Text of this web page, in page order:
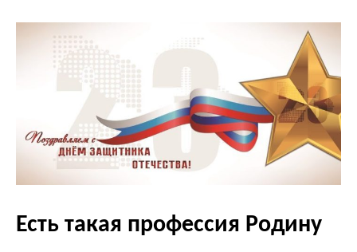
Есть такая профессия Родину